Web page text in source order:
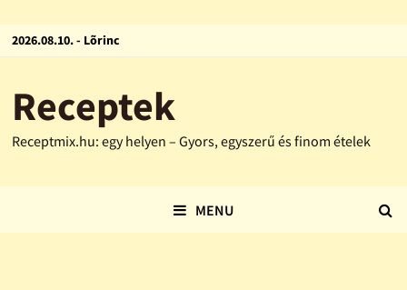
2026.08.10. - Lõrinc
Receptek
Receptmix.hu: egy helyen – Gyors, egyszerű és finom ételek
MENU